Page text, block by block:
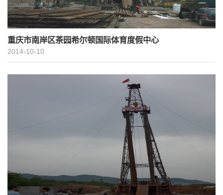
重庆市南岸区茶园希尔顿国际体育度假中心
2014-10-10